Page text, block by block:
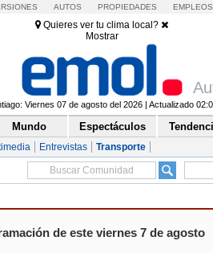
AUTOS PROPIEDADES EMPLEOS
Quieres ver tu clima local?
Mostrar
Viernes 07 de agosto del 2026 | Actualizado
Mundo Espectáculos
Entrevistas Transporte
de este viernes 7 de agosto